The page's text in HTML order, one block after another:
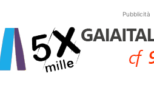
Pubblicità